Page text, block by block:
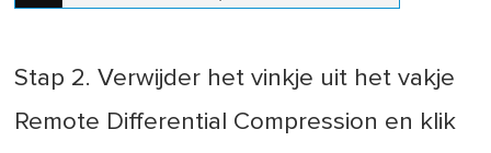
Stap 2. Verwijder het vinkje uit het vakje
Remote Differential Compression en klik